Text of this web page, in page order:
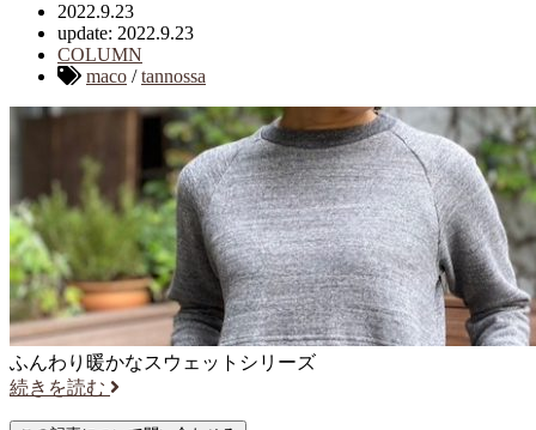
2022.9.23
update: 2022.9.23
COLUMN
maco /tannossa
ふんわり暖かなスウェットシリーズ
続きを読む